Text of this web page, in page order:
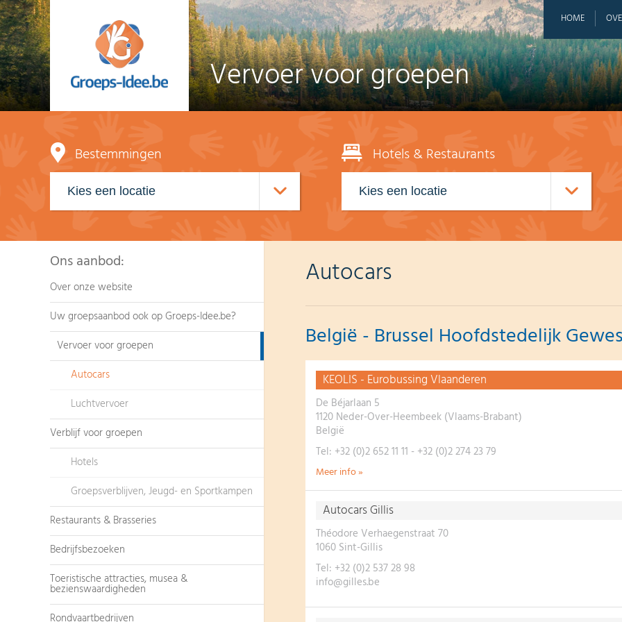
Vervoer voor groepen
HOME
Bestemmingen Hotels & Restaurants
Ons aanbod:
Over onze website
Uw groepsaanbod ook op Groeps-Idee.be?
Vervoer voor groepen
Autocars
Luchtvervoer
Verblijf voor groepen
Hotels
Groepsverblijven, Jeugd- en Sportkampen
Restaurants & Brasseries
Bedrijfsbezoeken
Toeristische attracties, musea &
bezienswaardigheden
Rondvaartbedrijven
Autocars
België - Brussel Hoofdstedelijk
KEOLIS - Eurobussing Vlaanderen
De Béjarlaan 5
1120 Neder-Over-Heembeek (Vlaams-Brabant)
België
Tel: +32 (0)2 652 11 11 - +32 (0)2 274 23 79
Meer info »
Autocars Gillis
Théodore Verhaegenstraat 70
1060 Sint-Gillis
Tel: +32 (0)2 537 28 98
info@gilles.be